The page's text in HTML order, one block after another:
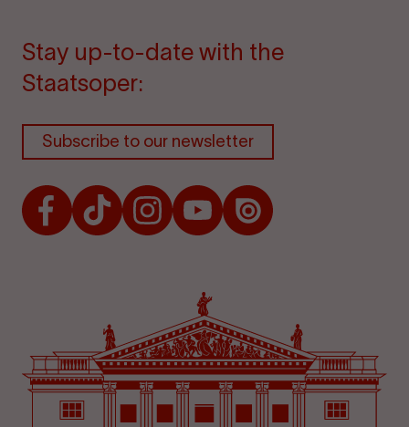
Stay up-to-date with the
Staatsoper:
Subscribe to our newsletter
FacebookTikTokInstagramYoutubeIssuu